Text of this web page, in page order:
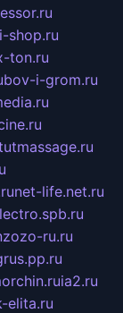
shop.ru
ton.ru
i-grom.ru
net-life.net.ru
ru.ru
ia2.ru
elita.ru